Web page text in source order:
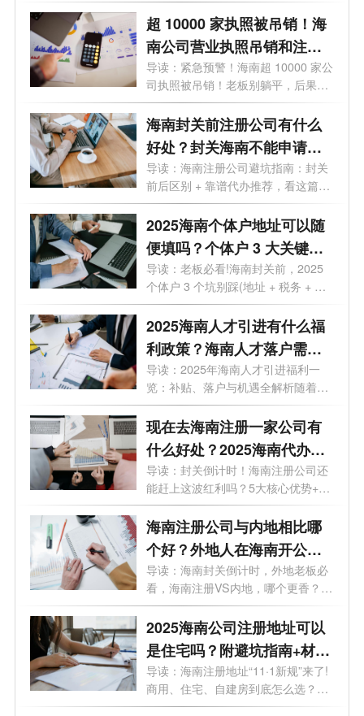
超 10000 家执照被吊销！海
南公司营业执照吊销和注销
一样吗？企业被吊销后应该
怎么处理？看这篇就够了！
导读：紧急预警！海南超 10000 家公
司执照被吊销！老板别躺平，后果直
接影...
海南封关前注册公司有什么
好处？封关海南不能申请公
司了吗？
导读：海南注册公司避坑指南：封关
前后区别 + 靠谱代办推荐，看这篇就
够海...
2025海南个体户地址可以随
便填吗？个体户 3 大关键问
题不搞懂别注册
导读：老板必看!海南封关前，2025
个体户 3 个坑别踩(地址 + 税务 + 代
办费全...
2025海南人才引进有什么福
利政策？海南人才落户需要
什么条件？
导读：2025年海南人才引进福利一
览：补贴、落户与机遇全解析随着
《百万人...
现在去海南注册一家公司有
什么好处？2025海南代办公
司注册哪家好？
导读：封关倒计时！海南注册公司还
能赶上这波红利吗？5大核心优势+避
坑指...
海南注册公司与内地相比哪
个好？外地人在海南开公司
需要多少钱？
导读：海南封关倒计时，外地老板必
看，海南注册VS内地，哪个更香？
2025外地...
2025海南公司注册地址可以
是住宅吗？附避坑指南+材料
清单
导读：海南注册地址“11·1新规”来了!
商用、住宅、自建房到底怎么选？一
次...